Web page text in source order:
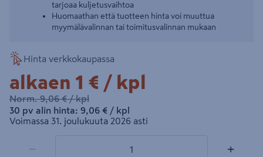
tarjoaa kuljetusvaihtoa
Huomaathan että tuotteen hinta voi muuttua
myymälävalinnan tai toimitusvalinnan mukaan
Hinta verkkokaupassa
alkaen 1€/kpl
1 € / kpl
Norm.9,06€/kpl
9,06 €/ kpl
30 pv alin hinta: 9,06€/kpl
9,06 € / kpl
Voimassa 31. joulukuuta 2026 asti
− +